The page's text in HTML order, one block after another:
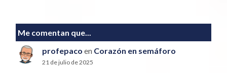
Me comentan que...
profepaco en Corazón en semáforo
21 de julio de 2025